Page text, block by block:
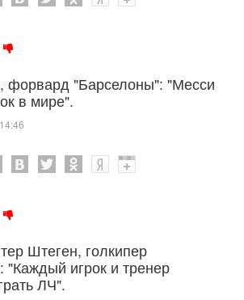
форвард "Барселоны": "Месси
в мире".
Штеген, голкипер
"Каждый игрок и тренер
ЛЧ".